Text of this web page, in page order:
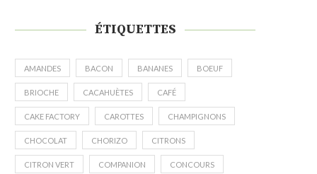
ÉTIQUETTES
AMANDES BACON BANANES BOEUF
BRIOCHE CACAHUÈTES CAFÉ
CAKE FACTORY CAROTTES CHAMPIGNONS
CHOCOLAT CHORIZO CITRONS
CITRON VERT COMPANION CONCOURS